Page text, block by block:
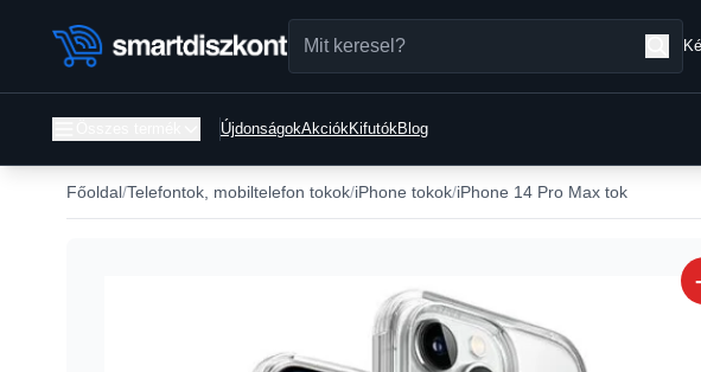
ÚjdonságokAkciókKifutókBlog
Főoldal Telefontok, mobiltelefon tokok iPhone tokok iPhone 14 Pro Max tok